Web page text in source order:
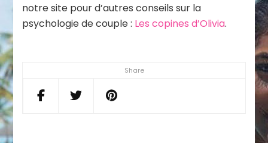
Share
notre site pour d’autres conseils sur la
psychologie de couple : Les copines d’Olivia.